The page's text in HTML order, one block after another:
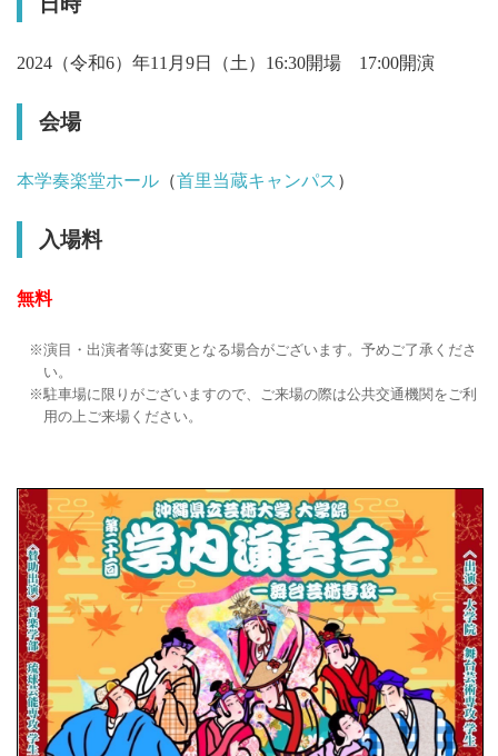
2024（令和6）年11月9日（土）16:30開場 17:00開演
会場
本学奏楽堂ホール （首里当蔵キャンパス ）
入場料
無料
演目・出演者等は変更となる場合がございます。予めご了承くださ
い。
駐車場に限りがございますので、ご来場の際は公共交通機関をご利
用の上ご来場ください。